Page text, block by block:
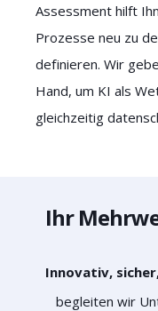
Assessment hilft
Prozesse neu zu
definieren. Wir
Hand, um KI als
gleichzeitig
Ihr
Innovativ,
begleiten wir